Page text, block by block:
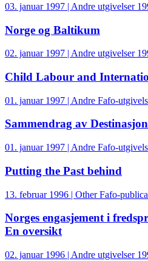
03. januar 1997 | Andre utgivelser
Norge og Baltikum
02. januar 1997 | Andre utgivelser
Child Labour and
01. januar 1997 | Andre Fafo-
Sammendrag av
01. januar 1997 | Andre Fafo-
Putting the Past behind
13. februar 1996 | Other Fafo-
Norges engasjement i
En oversikt
02. januar 1996 | Andre utgivelser